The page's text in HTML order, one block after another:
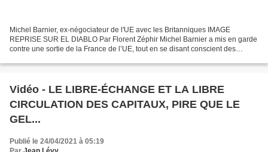
Michel Barnier, ex-négociateur de l'UE avec les Britanniques IMAGE
REPRISE SUR EL DIABLO Par Florent Zéphir Michel Barnier a mis en garde
contre une sortie de la France de l’UE, tout en se disant conscient des
Vidéo - LE LIBRE-ÉCHANGE ET LA LIBRE
CIRCULATION DES CAPITAUX, PIRE QUE LE
GEL...
Publié le 24/04/2021 à 05:19